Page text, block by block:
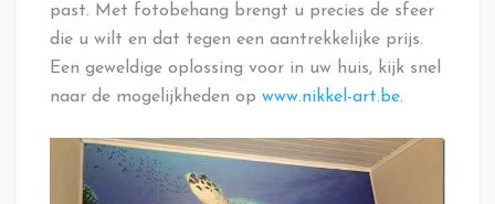
past. Met fotobehang brengt u precies de sfeer
die u wilt en dat tegen een aantrekkelijke prijs.
Een geweldige oplossing voor in uw huis, kijk snel
naar de mogelijkheden op www.nikkel-art.be.